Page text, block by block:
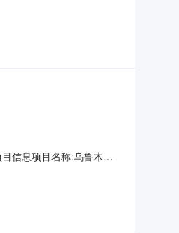
凤玲联系电
信息项目名称:乌鲁木齐
桥街道办事处